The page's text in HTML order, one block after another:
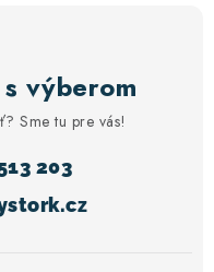
výberom
Sme tu pre vás!
203